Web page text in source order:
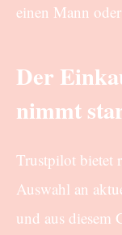
einen Mann
Der
nimmt
Trustpilot bietet
Auswahl an
und aus diesem